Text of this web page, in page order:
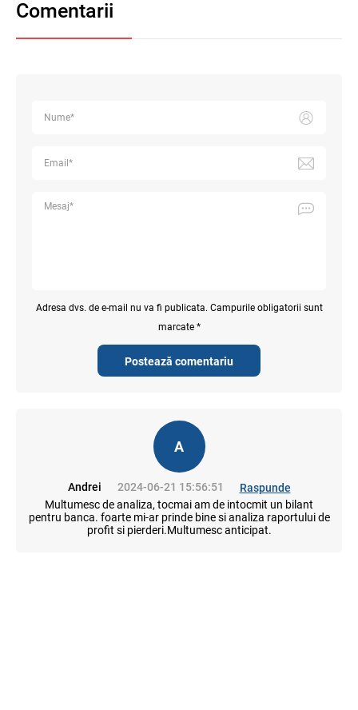
Comentarii
Postează comentariu
Adresa dvs. de e-mail nu va fi publicata. Campurile obligatorii sunt
marcate *
A
Andrei 2024-06-21 15:56:51
Raspunde
Multumesc de analiza, tocmai am de intocmit un bilant
pentru banca. foarte mi-ar prinde bine si analiza raportului de
profit si pierderi.Multumesc anticipat.